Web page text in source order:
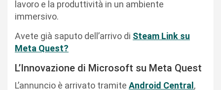
lavoro e la produttività in un ambiente
immersivo.
Avete già saputo dell’arrivo di Steam Link su
Meta Quest?
L’Innovazione di Microsoft su Meta Quest
L’annuncio è arrivato tramite Android Central,